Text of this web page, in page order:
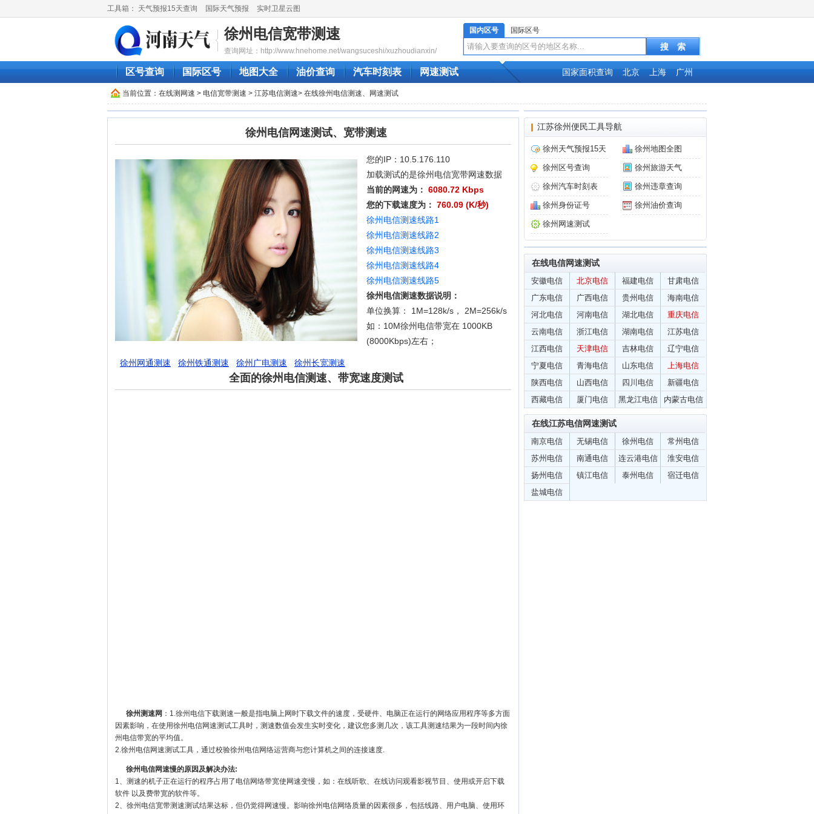
工具箱： 天气预报15天查询 国际天气预报 实时卫星云图
徐州电信宽带测速
查询网址：http://www.hnehome.net/wangsuceshi/xuzhoudianxin/
国内区号 国际区号
区号查询 国际区号 地图大全 油价查询 汽车时刻表 网速测试 国家面积查询 北京 上海 广州
当前位置： 在线测网速 > 电信宽带测速 > 江苏电信测速> 在线徐州电信测速、网速测试
徐州电信网速测试、宽带测速
您的IP：10.5.176.110
加载测试的是徐州电信宽带网速数据
当前的网速为： 6080.72 Kbps
您的下载速度为： 760.09 (K/秒)
徐州电信测速线路1
徐州电信测速线路2
徐州电信测速线路3
徐州电信测速线路4
徐州电信测速线路5
徐州电信测速数据说明：
单位换算： 1M=128k/s， 2M=256k/s
如：10M徐州电信带宽在 1000KB
(8000Kbps)左右；
徐州网通测速 徐州铁通测速 徐州广电测速 徐州长宽测速
全面的徐州电信测速、带宽速度测试
徐州测速网 ：1.徐州电信下载测速一般是指电脑上网时下载文件的速度，受硬件、电脑正在运行的网络应用程序等多方面
因素影响，在使用徐州电信网速测试工具时，测速数值会发生实时变化，建议您多测几次，该工具测速结果为一段时间内徐
州电信带宽的平均值。
2.徐州电信网速测试工具，通过校验徐州电信网络运营商与您计算机之间的连接速度.
徐州电信网速慢的原因及解决办法:
1、测速的机子正在运行的程序占用了电信网络带宽使网速变慢，如：在线听歌、在线访问观看影视节目、使用或开启下载
软件 以及费带宽的软件等。
2、徐州电信宽带测速测试结果达标，但仍觉得网速慢。影响徐州电信网络质量的因素很多，包括线路、用户电脑、使用环
江苏徐州便民工具导航
徐州天气预报15天 徐州地图全图
徐州区号查询 徐州旅游天气
徐州汽车时刻表 徐州违章查询
徐州身份证号 徐州油价查询
徐州网速测试
在线电信网速测试
安徽电信 北京电信 福建电信
甘肃电信
广东电信
广西电信 贵州电信
海南电信
河北电信
河南电信 湖北电信
重庆电信
云南电信
浙江电信 湖南电信
江苏电信
江西电信
天津电信 吉林电信
辽宁电信
宁夏电信
青海电信 山东电信
上海电信
陕西电信
山西电信 四川电信
新疆电信
西藏电信
厦门电信 黑龙江电信 内蒙古电信
在线江苏电信网速测试
南京电信 无锡电信 徐州电信
常州电信
苏州电信
南通电信 连云港电信
淮安电信
扬州电信
镇江电信 泰州电信
宿迁电信
盐城电信